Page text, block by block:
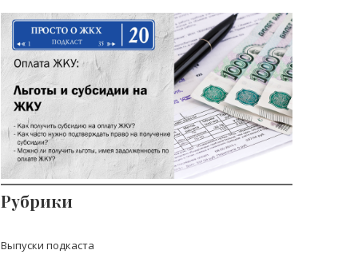
Выпуск 20: Льготы и
субсидии на ЖКХ
Всё, что нужно знать о льготах и субсидиях
на ЖКХ.
Рубрики
Выпуски подкаста